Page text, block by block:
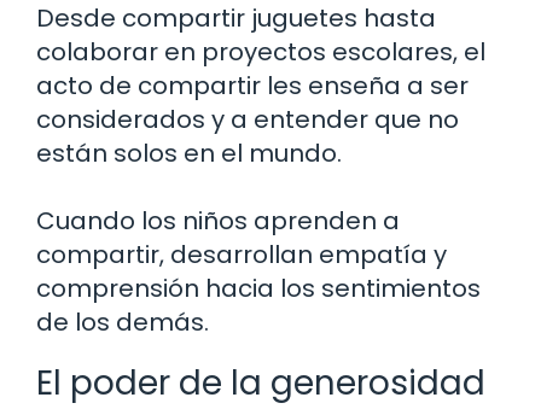
Desde compartir juguetes hasta
colaborar en proyectos escolares, el
acto de compartir les enseña a ser
considerados y a entender que no
están solos en el mundo.
Cuando los niños aprenden a
compartir, desarrollan empatía y
comprensión hacia los sentimientos
de los demás.
El poder de la generosidad